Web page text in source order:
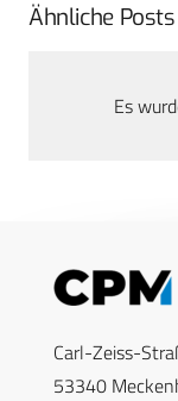
Ähnliche Posts
Es
Carl-Zeiss-
53340